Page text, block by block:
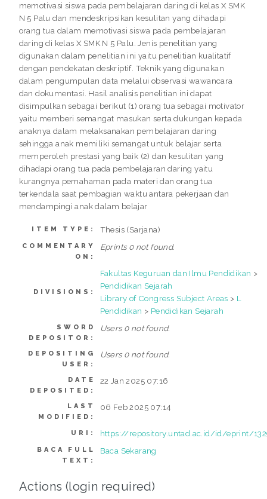
memotivasi siswa pada pembelajaran daring di kelas X SMK
N 5 Palu dan mendeskripsikan kesulitan yang dihadapi
orang tua dalam memotivasi siswa pada pembelajaran
daring di kelas X SMK N 5 Palu. Jenis penelitian yang
digunakan dalam penelitian ini yaitu penelitian kualitatif
dengan pendekatan deskriptif. Teknik yang digunakan
dalam pengumpulan data melalui observasi wawancara
dan dokumentasi. Hasil analisis penelitian ini dapat
disimpulkan sebagai berikut (1) orang tua sebagai motivator
yaitu memberi semangat masukan serta dukungan kepada
anaknya dalam melaksanakan pembelajaran daring
sehingga anak memiliki semangat untuk belajar serta
memperoleh prestasi yang baik (2) dan kesulitan yang
dihadapi orang tua pada pembelajaran daring yaitu
kurangnya pemahaman pada materi dan orang tua
terkendala saat pembagian waktu antara pekerjaan dan
mendampingi anak dalam belajar
ITEM TYPE: Thesis (Sarjana)
COMMENTARY
ON:
Eprints 0 not found.
DIVISIONS:
Fakultas Keguruan dan Ilmu Pendidikan >
Pendidikan Sejarah
Library of Congress Subject Areas > L
Pendidikan > Pendidikan Sejarah
SWORD
DEPOSITOR:
Users 0 not found.
DEPOSITING
USER:
Users 0 not found.
DATE
DEPOSITED:
22 Jan 2025 07:16
LAST
MODIFIED:
06 Feb 2025 07:14
URI: https://repository.untad.ac.id/id/eprint/
BACA FULL
TEXT:
Baca Sekarang
Actions (login required)